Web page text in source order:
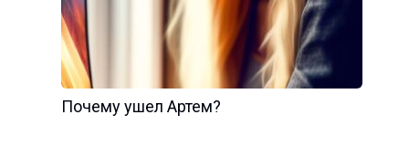
Почему ушел Артем?